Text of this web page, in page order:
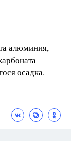
алюминия,
осадка.